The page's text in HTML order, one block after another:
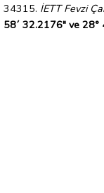
34315. İETT Fevzi
58´ 32.2176" ve 28°